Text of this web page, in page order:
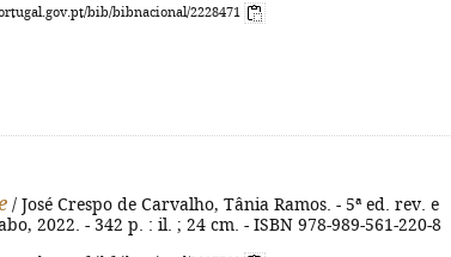
bib/bibnacional/2228471
/ José Crespo de Carvalho, Tânia Ramos. - 5ª ed. rev. e
2022. - 342 p. : il. ; 24 cm. - ISBN 978-989-561-220-8